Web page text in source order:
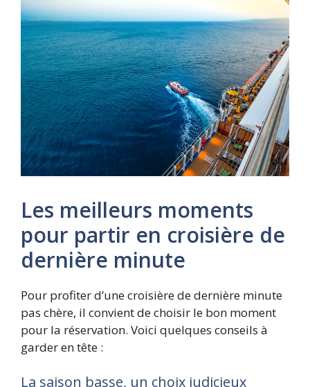
Les meilleurs moments
pour partir en croisière de
dernière minute
Pour profiter d’une croisière de dernière minute
pas chère, il convient de choisir le bon moment
pour la réservation. Voici quelques conseils à
garder en tête :
La saison basse, un choix judicieux